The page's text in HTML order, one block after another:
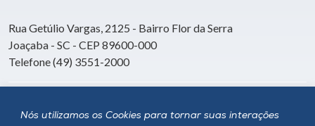
Nós utilizamos os Cookies para tornar suas interações
Rua Getúlio Vargas, 2125 - Bairro Flor da Serra
Joaçaba - SC - CEP 89600-000
Telefone (49) 3551-2000
Siga a Unoesc